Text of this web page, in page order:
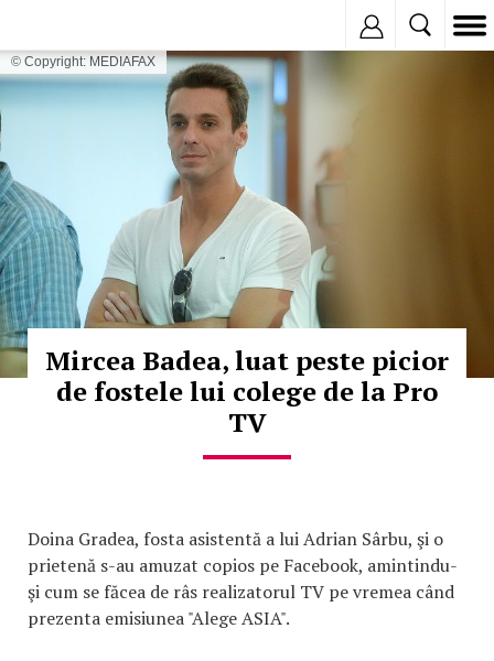
© Copyright: MEDIAFAX
Mircea Badea, luat peste picior
de fostele lui colege de la Pro
TV
Doina Gradea, fosta asistentă a lui Adrian Sârbu, şi o
prietenă s-au amuzat copios pe Facebook, amintindu-
şi cum se făcea de râs realizatorul TV pe vremea când
prezenta emisiunea "Alege ASIA".